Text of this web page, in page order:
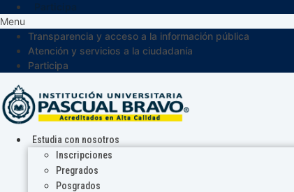
Menu
Transparencia y acceso a la información pública
Atención y servicios a la ciudadanía
Participa
Estudia con nosotros
Inscripciones
Pregrados
Posgrados